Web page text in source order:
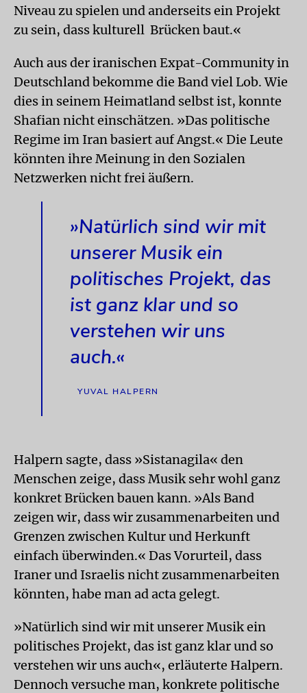
Niveau zu spielen und anderseits ein Projekt
zu sein, dass kulturell Brücken baut.«
Auch aus der iranischen Expat-Community in
Deutschland bekomme die Band viel Lob. Wie
dies in seinem Heimatland selbst ist, konnte
Shafian nicht einschätzen. »Das politische
Regime im Iran basiert auf Angst.« Die Leute
könnten ihre Meinung in den Sozialen
Netzwerken nicht frei äußern.
»Natürlich sind wir mit
unserer Musik ein
politisches Projekt, das
ist ganz klar und so
verstehen wir uns
auch.«
YUVAL HALPERN
Halpern sagte, dass »Sistanagila« den
Menschen zeige, dass Musik sehr wohl ganz
konkret Brücken bauen kann. »Als Band
zeigen wir, dass wir zusammenarbeiten und
Grenzen zwischen Kultur und Herkunft
einfach überwinden.« Das Vorurteil, dass
Iraner und Israelis nicht zusammenarbeiten
könnten, habe man ad acta gelegt.
»Natürlich sind wir mit unserer Musik ein
politisches Projekt, das ist ganz klar und so
verstehen wir uns auch«, erläuterte Halpern.
Dennoch versuche man, konkrete politische